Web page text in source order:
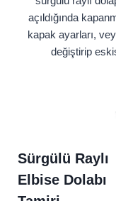
açıldığında
kapak ayarları,
değiştirip
Sürgülü Raylı
Elbise Dolabı